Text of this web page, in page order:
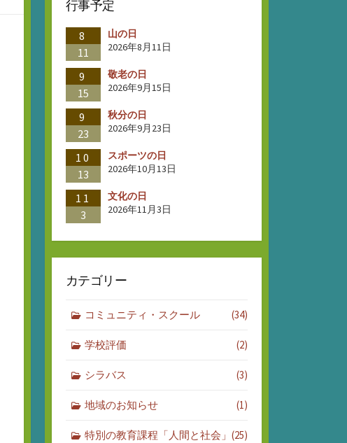
行事予定
8
11
山の日
2026年8月11日
9
15
敬老の日
2026年9月15日
9
23
秋分の日
2026年9月23日
10
13
スポーツの日
2026年10月13日
11
3
文化の日
2026年11月3日
カテゴリー
コミュニティ・スクール (34)
学校評価 (2)
シラバス (3)
地域のお知らせ (1)
特別の教育課程「人間と社会」 (25)